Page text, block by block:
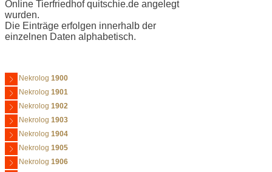
Online Tierfriedhof quitschie.de angelegt
wurden.
Die Einträge erfolgen innerhalb der
einzelnen Daten alphabetisch.
Nekrolog 1900
Nekrolog 1901
Nekrolog 1902
Nekrolog 1903
Nekrolog 1904
Nekrolog 1905
Nekrolog 1906